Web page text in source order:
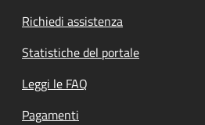
Richiedi assistenza
Statistiche del portale
Leggi le FAQ
Pagamenti